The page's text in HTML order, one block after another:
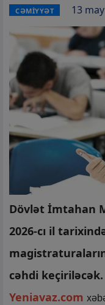
CƏMİYYƏT 13
Dövlət İmtahan
2026-cı il
cəhdi keçiriləcək.
Yeniavaz.com